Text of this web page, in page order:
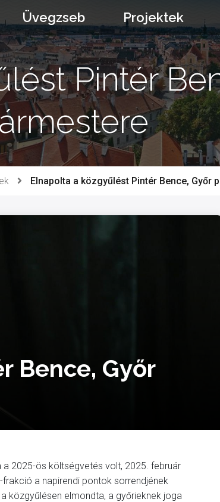
Üvegzseb Projektek
Pintér
Elnapolta a közgyűlést Pintér Bence, Győr
Bence, Győr
2025-ös költségvetés volt, 2025. február
a napirendi pontok sorrendjének
közgyűlésen elmondta, a győrieknek joga